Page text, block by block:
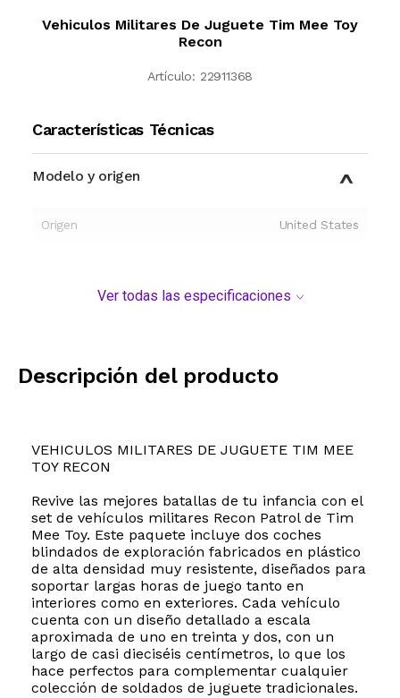
Vehiculos Militares De Juguete Tim Mee Toy
Recon
Artículo: 22911368
Características Técnicas
Modelo y origen
Origen United States
Ver todas las especificaciones
Descripción del producto
VEHICULOS MILITARES DE JUGUETE TIM MEE
TOY RECON
Revive las mejores batallas de tu infancia con el
set de vehículos militares Recon Patrol de Tim
Mee Toy. Este paquete incluye dos coches
blindados de exploración fabricados en plástico
de alta densidad muy resistente, diseñados para
soportar largas horas de juego tanto en
interiores como en exteriores. Cada vehículo
cuenta con un diseño detallado a escala
aproximada de uno en treinta y dos, con un
largo de casi dieciséis centímetros, lo que los
hace perfectos para complementar cualquier
colección de soldados de juguete tradicionales.